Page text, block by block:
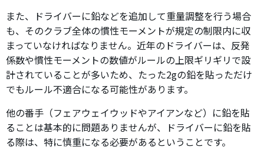
また、ドライバーに鉛などを追加して重量調整を行う場合
も、そのクラブ全体の慣性モーメントが規定の制限内に収
まっていなければなりません。近年のドライバーは、反発
係数や慣性モーメントの数値がルールの上限ギリギリで設
計されていることが多いため、たった2gの鉛を貼っただけ
でもルール不適合になる可能性があります。
他の番手（フェアウェイウッドやアイアンなど）に鉛を貼
ることは基本的に問題ありませんが、ドライバーに鉛を貼
る際は、特に慎重になる必要があるということです。